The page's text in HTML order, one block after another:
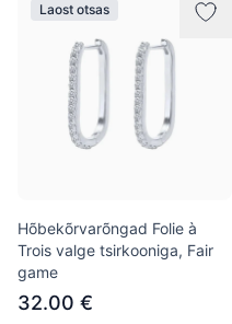
Laost otsas
Hõbekõrvarõngad Folie à
Trois valge tsirkooniga, Fair
game
32.00 €